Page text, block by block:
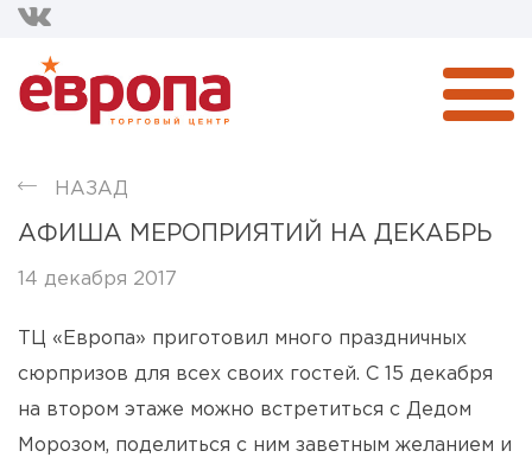
НАЗАД
АФИША МЕРОПРИЯТИЙ НА ДЕКАБРЬ
14 декабря 2017
ТЦ «Европа» приготовил много праздничных
сюрпризов для всех своих гостей. С 15 декабря
на втором этаже можно встретиться с Дедом
Морозом, поделиться с ним заветным желанием и